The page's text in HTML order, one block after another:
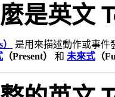
是英文
是用來描述動作或事件
（Present） 和 未來式 （